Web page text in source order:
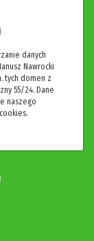
danych
Nawrocki
tych domen z
55/24. Dane
naszego